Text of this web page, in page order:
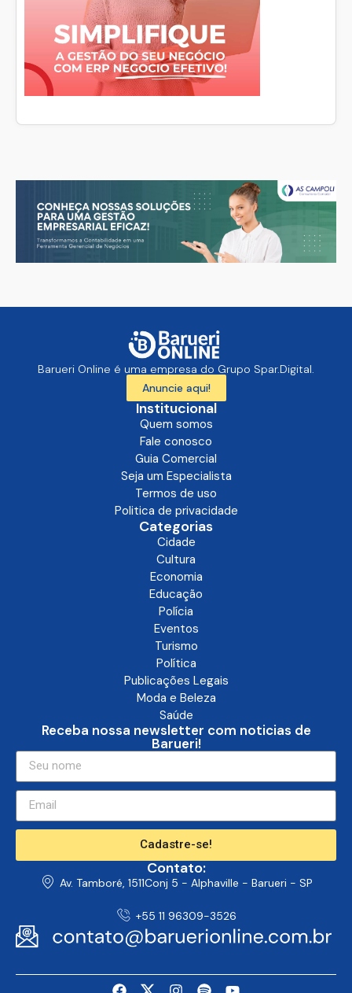
Barueri Online é uma empresa do Grupo Spar.Digital.
Anuncie aqui!
Institucional
Quem somos
Fale conosco
Guia Comercial
Seja um Especialista
Termos de uso
Politica de privacidade
Categorias
Cidade
Cultura
Economia
Educação
Polícia
Eventos
Turismo
Política
Publicações Legais
Moda e Beleza
Saúde
Receba nossa newsletter com noticias de
Barueri!
Cadastre-se!
Contato:
Av. Tamboré, 1511Conj 5 - Alphaville - Barueri - SP
+55 11 96309-3526